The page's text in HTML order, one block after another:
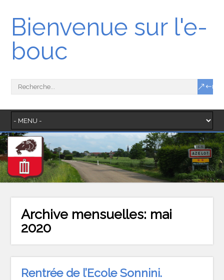
Bienvenue sur l'e-
bouc
Archive mensuelles: mai
2020
Rentrée de l’Ecole Sonnini.